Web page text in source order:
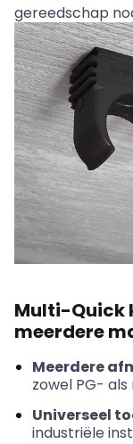
gereedschap
Multi-Quick
meerdere
Meerdere
zowel PG-
Universeel
industriële